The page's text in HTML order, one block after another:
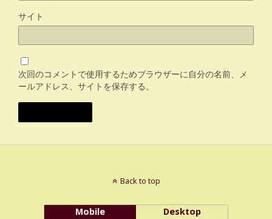
サイト
次回のコメントで使用するためブラウザーに自分の名前、メ
ールアドレス、サイトを保存する。
Back to top
Mobile Desktop